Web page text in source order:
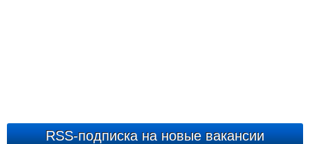
RSS-подписка на новые вакансии